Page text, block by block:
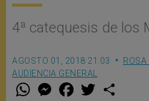
4ª catequesis de los
AGOSTO 01, 2018 21:03
ROSA
AUDIENCIA GENERAL
W M
e
F
a w